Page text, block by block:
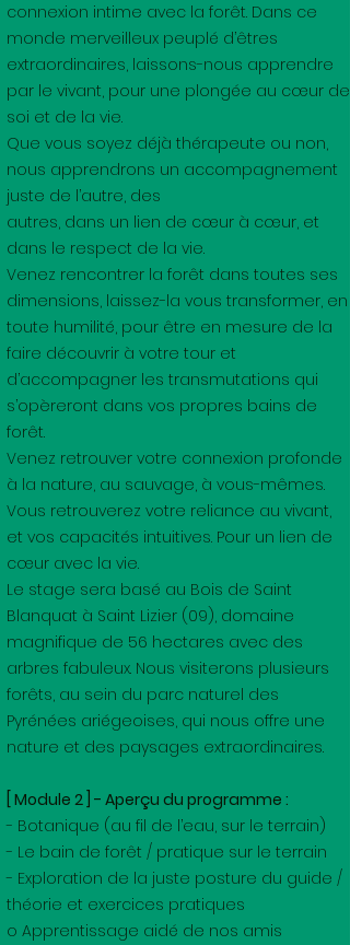
connexion intime avec la forêt. Dans ce
monde merveilleux peuplé d’êtres
extraordinaires, laissons-nous apprendre
par le vivant, pour une plongée au cœur de
soi et de la vie.
Que vous soyez déjà thérapeute ou non,
nous apprendrons un accompagnement
juste de l’autre, des
autres, dans un lien de cœur à cœur, et
dans le respect de la vie.
Venez rencontrer la forêt dans toutes ses
dimensions, laissez-la vous transformer, en
toute humilité, pour être en mesure de la
faire découvrir à votre tour et
d’accompagner les transmutations qui
s’opèreront dans vos propres bains de
forêt.
Venez retrouver votre connexion profonde
à la nature, au sauvage, à vous-mêmes.
Vous retrouverez votre reliance au vivant,
et vos capacités intuitives. Pour un lien de
cœur avec la vie.
Le stage sera basé au Bois de Saint
Blanquat à Saint Lizier (09), domaine
magnifique de 56 hectares avec des
arbres fabuleux. Nous visiterons plusieurs
forêts, au sein du parc naturel des
Pyrénées ariégeoises, qui nous offre une
nature et des paysages extraordinaires.
[ Module 2 ] - Aperçu du programme :
- Botanique (au fil de l’eau, sur le terrain)
- Le bain de forêt / pratique sur le terrain
- Exploration de la juste posture du guide /
théorie et exercices pratiques
o Apprentissage aidé de nos amis